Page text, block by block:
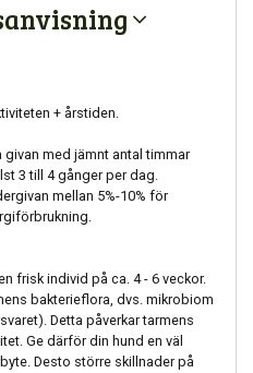
+ årstiden.
med jämnt antal timmar
3 till 4 gånger per dag.
mellan 5%-10% för
frisk individ på ca. 4 - 6 veckor.
bakterieflora, dvs. mikrobiom
Detta påverkar tarmens
Ge därför din hund en väl
Desto större skillnader på